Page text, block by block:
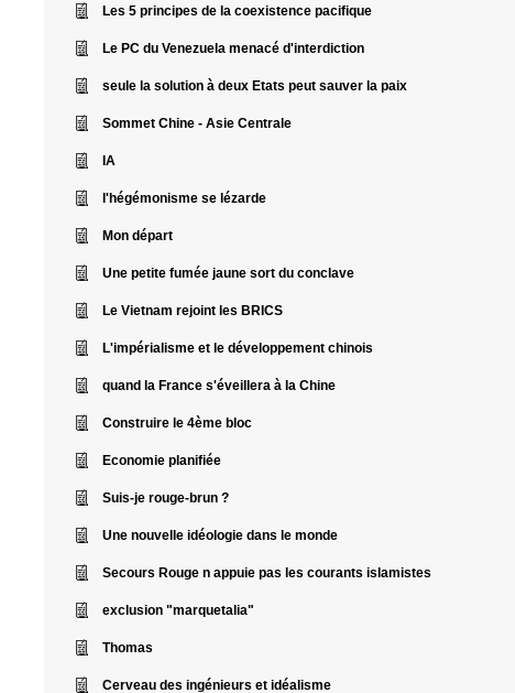
Les 5 principes de la coexistence pacifique
Le PC du Venezuela menacé d'interdiction
seule la solution à deux Etats peut sauver la paix
Sommet Chine - Asie Centrale
IA
l'hégémonisme se lézarde
Mon départ
Une petite fumée jaune sort du conclave
Le Vietnam rejoint les BRICS
L'impérialisme et le développement chinois
quand la France s'éveillera à la Chine
Construire le 4ème bloc
Economie planifiée
Suis-je rouge-brun ?
Une nouvelle idéologie dans le monde
Secours Rouge n appuie pas les courants islamistes
exclusion "marquetalia"
Thomas
Cerveau des ingénieurs et idéalisme